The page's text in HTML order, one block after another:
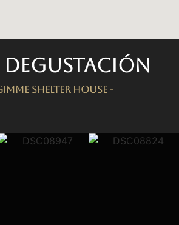
degustación
Shelter House -